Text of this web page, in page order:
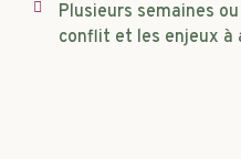
Plusieurs semaines
conflit et les enjeux à